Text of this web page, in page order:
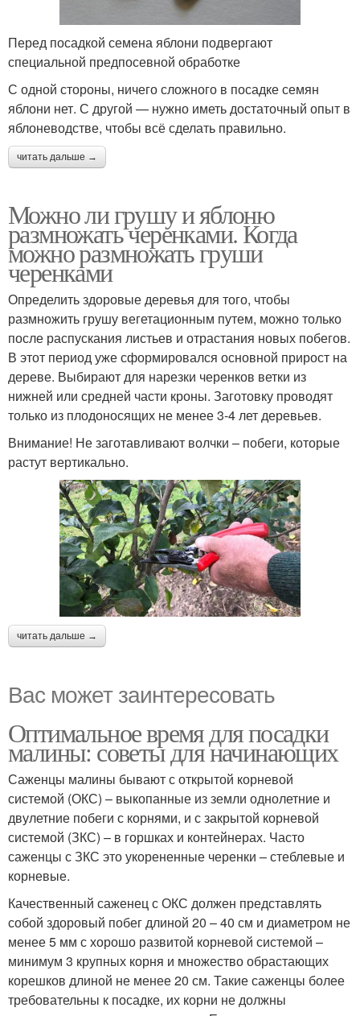
Перед посадкой семена яблони подвергают
специальной предпосевной обработке
С одной стороны, ничего сложного в посадке семян
яблони нет. С другой — нужно иметь достаточный опыт в
яблоневодстве, чтобы всё сделать правильно.
читать дальше →
Можно ли грушу и яблоню
размножать черенками. Когда
можно размножать груши
черенками
Определить здоровые деревья для того, чтобы
размножить грушу вегетационным путем, можно только
после распускания листьев и отрастания новых побегов.
В этот период уже сформировался основной прирост на
дереве. Выбирают для нарезки черенков ветки из
нижней или средней части кроны. Заготовку проводят
только из плодоносящих не менее 3-4 лет деревьев.
Внимание! Не заготавливают волчки – побеги, которые
растут вертикально.
читать дальше →
Вас может заинтересовать
Оптимальное время для посадки
малины: советы для начинающих
Саженцы малины бывают с открытой корневой
системой (ОКС) – выкопанные из земли однолетние и
двулетние побеги с корнями, и с закрытой корневой
системой (ЗКС) – в горшках и контейнерах. Часто
саженцы с ЗКС это укорененные черенки – стеблевые и
корневые.
Качественный саженец с ОКС должен представлять
собой здоровый побег длиной 20 – 40 см и диаметром не
менее 5 мм с хорошо развитой корневой системой –
минимум 3 крупных корня и множество обрастающих
корешков длиной не менее 20 см. Такие саженцы более
требовательны к посадке, их корни не должны